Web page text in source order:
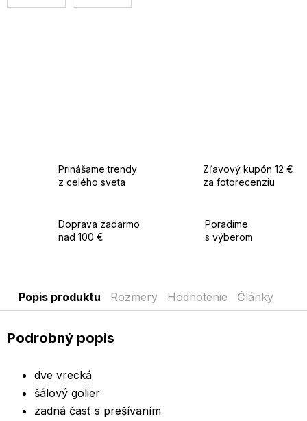
Prinášame trendy
z celého sveta
Zľavový kupón 12 €
za fotorecenziu
Doprava zadarmo
nad 100 €
Poradíme
s výberom
Popis produktu Rozmery Hodnotenie Články
Podrobný popis
dve vrecká
šálový golier
zadná časť s prešívaním